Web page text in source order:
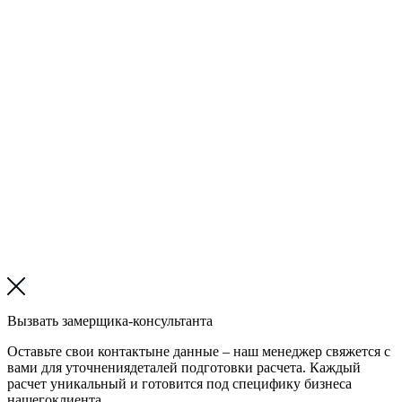
Вызвать замерщика-консультанта
Оставьте свои контактыне данные – наш менеджер свяжется с
вами для уточнениядеталей подготовки расчета. Каждый
расчет уникальный и готовится под специфику бизнеса